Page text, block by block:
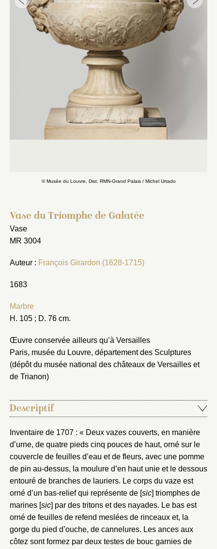
© Musée du Louvre, Dist. RMN-Grand Palais / Michel Urtado
Vase du Triomphe de Galatée
Vase
MR 3004
Auteur : François Girardon (1628-1715)
1683
Marbre
H. 105 ; D. 76 cm.
Œuvre conservée ailleurs qu’à Versailles
Paris, musée du Louvre, département des Sculptures
(dépôt du musée national des châteaux de Versailles et
de Trianon)
Descriptif
Inventaire de 1707 : « Deux vazes couverts, en manière
d’urne, de quatre pieds cinq pouces de haut, orné sur le
couvercle de feuilles d’eau et de fleurs, avec une pomme
de pin au-dessus, la moulure d’en haut unie et le dessous
entouré de branches de lauriers. Le corps du vaze est
orné d’un bas-relief qui représente de [ sic ] triomphes de
marines [ sic ] par des tritons et des nayades. Le bas est
orné de feuilles de refend meslées de rinceaux et, la
gorge du pied d’ouche, de cannelures. Les ances aux
côtez sont formez par deux testes de bouc garnies de